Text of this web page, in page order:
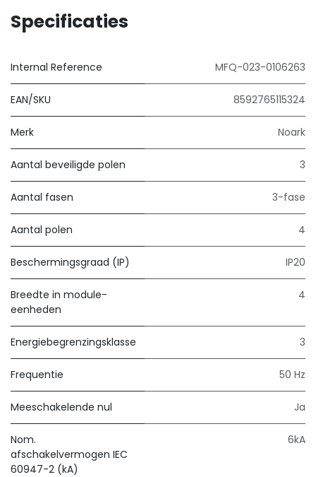
Specificaties
Internal Reference MFQ-023-0106263
EAN/SKU 8592765115324
Merk Noark
Aantal beveiligde polen 3
Aantal fasen 3-fase
Aantal polen 4
Beschermingsgraad (IP) IP20
Breedte in module-
eenheden
4
Energiebegrenzingsklasse 3
Frequentie 50 Hz
Meeschakelende nul Ja
Nom.
afschakelvermogen IEC
60947-2 (kA)
6kA